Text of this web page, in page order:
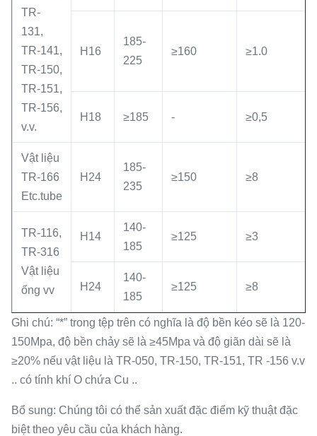
TR-
131,
TR-141,
TR-150,
TR-151,
TR-156,
v.v.
H16
185-
225
≥160 ≥1.0
H18 ≥185 - ≥0,5
Vật liệu
TR-166
Etc.tube
H24
185-
235
≥150 ≥8
TR-116,
TR-316
Vật liệu
ống vv
H14
140-
185
≥125 ≥3
H24
140-
185
≥125 ≥8
Ghi chú: “*” trong tệp trên có nghĩa là độ bền kéo sẽ là 120-
150Mpa, độ bền chảy sẽ là ≥45Mpa và độ giãn dài sẽ là
≥20% nếu vật liệu là TR-050, TR-150, TR-151, TR -156 v.v
.. có tính khí O chứa Cu ..
Bổ sung: Chúng tôi có thể sản xuất đặc điểm kỹ thuật đặc
biệt theo yêu cầu của khách hàng.